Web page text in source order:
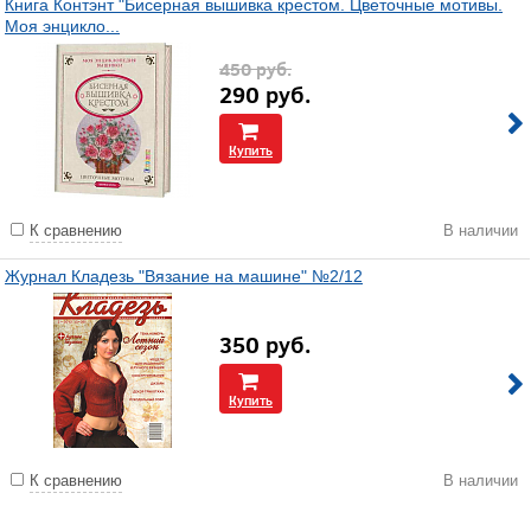
Книга Контэнт "Бисерная вышивка крестом. Цветочные мотивы.
Моя энцикло...
450руб.
290 руб.
Купить
К сравнению В наличии
Журнал Кладезь "Вязание на машине" №2/12
350 руб.
Купить
К сравнению В наличии